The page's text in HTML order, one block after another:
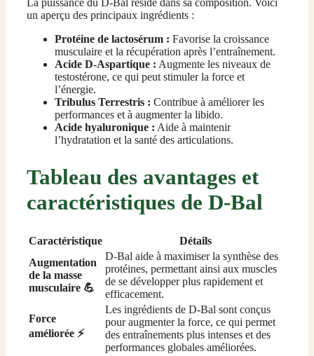
un aperçu des principaux ingrédients :
Protéine de lactosérum : Favorise la croissance
musculaire et la récupération après l’entraînement.
Acide D-Aspartique : Augmente les niveaux de
testostérone, ce qui peut stimuler la force et
l’énergie.
Tribulus Terrestris : Contribue à améliorer les
performances et à augmenter la libido.
Acide hyaluronique : Aide à maintenir
l’hydratation et la santé des articulations.
Tableau des avantages et
caractéristiques de D-Bal
Caractéristique
Détails
Augmentation
de la masse
musculaire 💪
D-Bal aide à maximiser la synthèse des
protéines, permettant ainsi aux muscles
de se développer plus rapidement et
efficacement.
Force
améliorée ⚡
Les ingrédients de D-Bal sont conçus
pour augmenter la force, ce qui permet
des entraînements plus intenses et des
performances globales améliorées.